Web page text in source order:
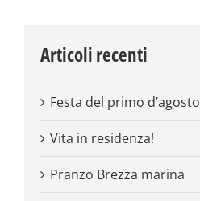
Articoli recenti
Festa del primo d’agosto
Vita in residenza!
Pranzo Brezza marina